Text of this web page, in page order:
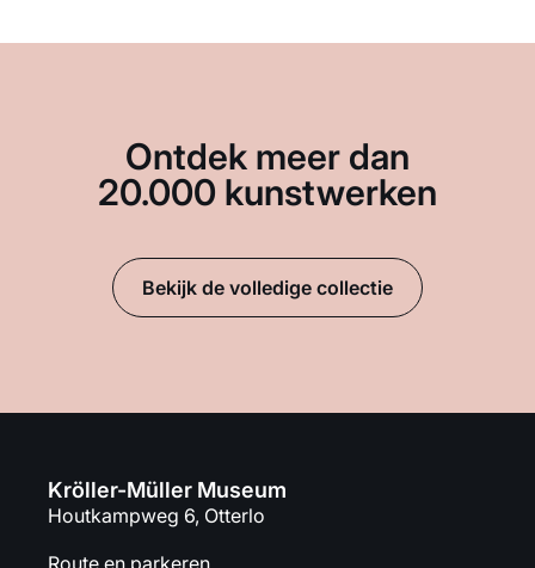
Ontdek meer dan
20.000 kunstwerken
Bekijk de volledige collectie
Kröller-Müller Museum
Houtkampweg 6, Otterlo